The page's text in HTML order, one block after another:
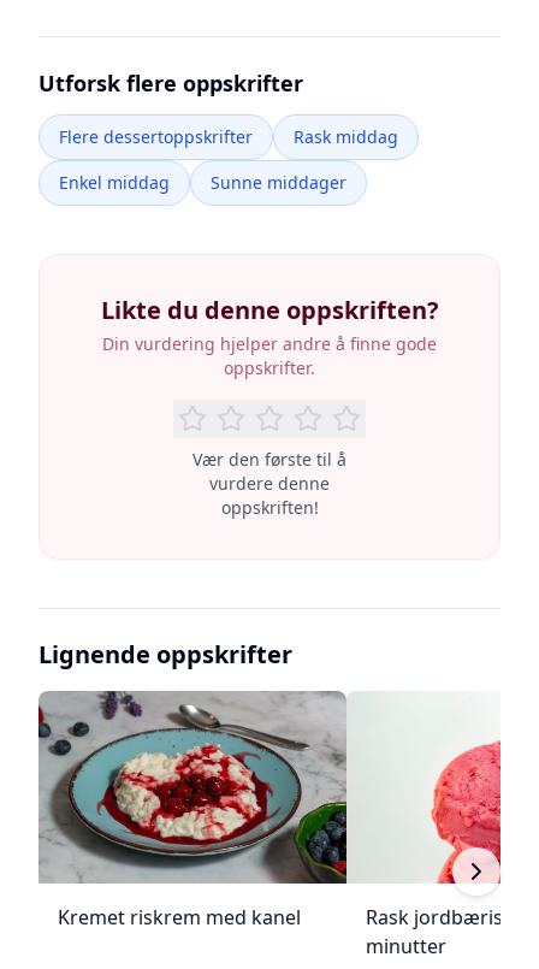
Utforsk flere oppskrifter
Flere dessertoppskrifter
Rask middag
Enkel middag
Sunne middager
Likte du denne oppskriften?
Din vurdering hjelper andre å finne gode
oppskrifter.
Vær den første til å
vurdere denne
oppskriften!
Lignende oppskrifter
Kremet riskrem med kanel
Rask
minutter